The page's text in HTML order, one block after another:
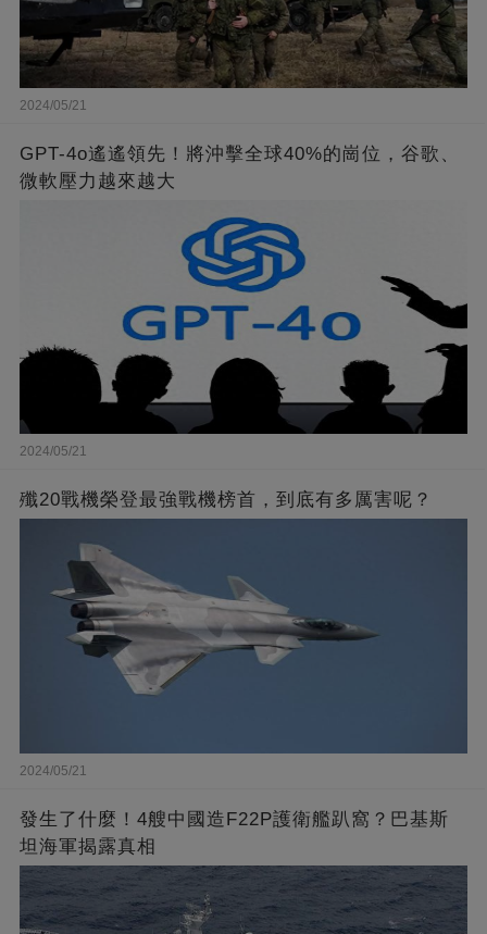
2024/05/21
GPT-4o遙遙領先！將沖擊全球40%的崗位，谷歌、
微軟壓力越來越大
2024/05/21
殲20戰機榮登最強戰機榜首，到底有多厲害呢？
2024/05/21
發生了什麼！4艘中國造F22P護衛艦趴窩？巴基斯
坦海軍揭露真相